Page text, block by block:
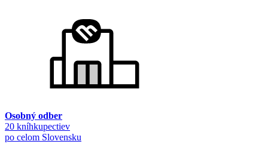
Osobný odber
20 kníhkupectiev
po celom Slovensku